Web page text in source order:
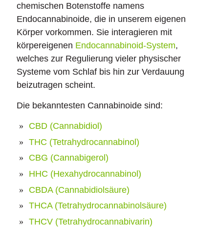
chemischen Botenstoffe namens
Endocannabinoide, die in unserem eigenen
Körper vorkommen. Sie interagieren mit
körpereigenen Endocannabinoid-System,
welches zur Regulierung vieler physischer
Systeme vom Schlaf bis hin zur Verdauung
beizutragen scheint.
Die bekanntesten Cannabinoide sind:
CBD (Cannabidiol)
THC (Tetrahydrocannabinol)
CBG (Cannabigerol)
HHC (Hexahydrocannabinol)
CBDA (Cannabidiolsäure)
THCA (Tetrahydrocannabinolsäure)
THCV (Tetrahydrocannabivarin)